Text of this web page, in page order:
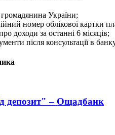
України;
номер облікової картки
доходи за останні 6 місяців;
після консультації в
депозит" – Ощадбанк